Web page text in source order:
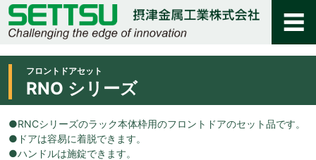
フロントドアセット
RNO シリーズ
●RNCシリーズのラック本体枠用のフロントドアのセット品です。
●ドアは容易に着脱できます。
●ハンドルは施錠できます。